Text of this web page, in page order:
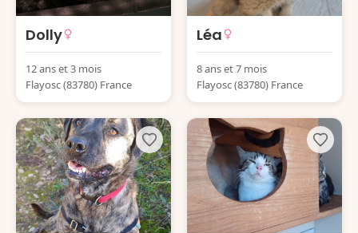
Dolly
12 ans et 3 mois
Flayosc (83780) France
Léa
8 ans et 7 mois
Flayosc (83780) France